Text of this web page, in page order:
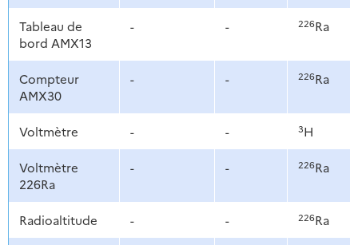
Tableau de
bord AMX13
- - 226Ra
Compteur
AMX30
- - 226Ra
Voltmètre - - 3H
Voltmètre
226Ra
- - 226Ra
Radioaltitude - - 226Ra